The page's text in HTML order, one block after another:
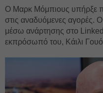
Ο Μαρκ Μόμπιους υπήρξε
στις αναδυόμενες αγορές.
μέσω ανάρτησης στο
εκπρόσωπό του, Κάιλι